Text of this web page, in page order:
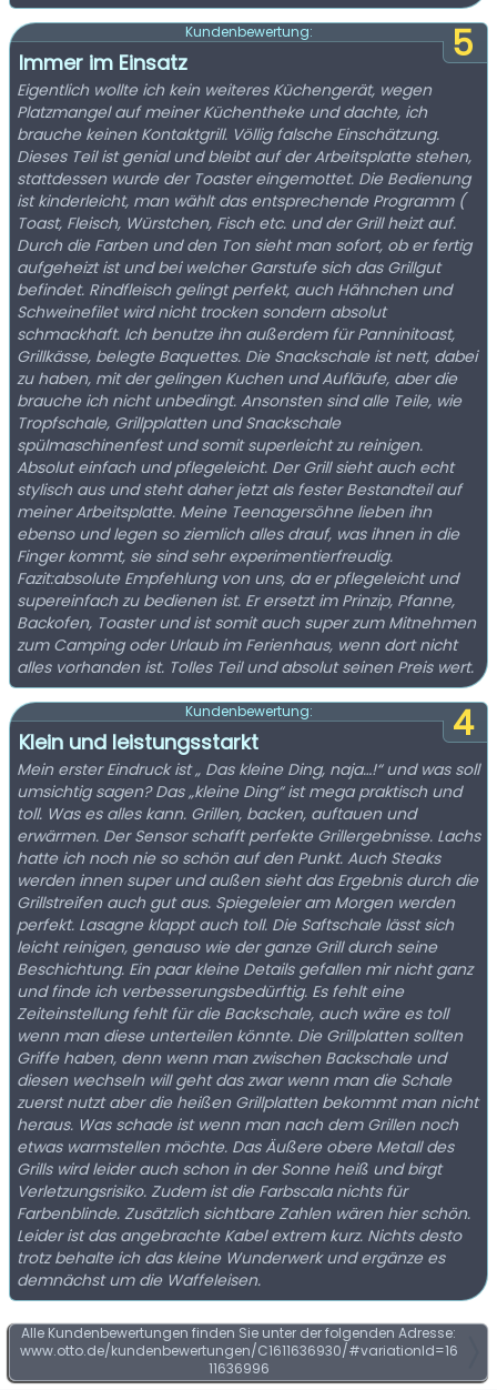
5
Kundenbewertung:
Immer im Einsatz
Eigentlich wollte ich kein weiteres Küchengerät, wegen
Platzmangel auf meiner Küchentheke und dachte, ich
brauche keinen Kontaktgrill. Völlig falsche Einschätzung.
Dieses Teil ist genial und bleibt auf der Arbeitsplatte stehen,
stattdessen wurde der Toaster eingemottet. Die Bedienung
ist kinderleicht, man wählt das entsprechende Programm (
Toast, Fleisch, Würstchen, Fisch etc. und der Grill heizt auf.
Durch die Farben und den Ton sieht man sofort, ob er fertig
aufgeheizt ist und bei welcher Garstufe sich das Grillgut
befindet. Rindfleisch gelingt perfekt, auch Hähnchen und
Schweinefilet wird nicht trocken sondern absolut
schmackhaft. Ich benutze ihn außerdem für Panninitoast,
Grillkässe, belegte Baquettes. Die Snackschale ist nett, dabei
zu haben, mit der gelingen Kuchen und Aufläufe, aber die
brauche ich nicht unbedingt. Ansonsten sind alle Teile, wie
Tropfschale, Grillpplatten und Snackschale
spülmaschinenfest und somit superleicht zu reinigen.
Absolut einfach und pflegeleicht. Der Grill sieht auch echt
stylisch aus und steht daher jetzt als fester Bestandteil auf
meiner Arbeitsplatte. Meine Teenagersöhne lieben ihn
ebenso und legen so ziemlich alles drauf, was ihnen in die
Finger kommt, sie sind sehr experimentierfreudig.
Fazit:absolute Empfehlung von uns, da er pflegeleicht und
supereinfach zu bedienen ist. Er ersetzt im Prinzip, Pfanne,
Backofen, Toaster und ist somit auch super zum Mitnehmen
zum Camping oder Urlaub im Ferienhaus, wenn dort nicht
alles vorhanden ist. Tolles Teil und absolut seinen Preis wert.
4
Kundenbewertung:
Klein und leistungsstarkt
Mein erster Eindruck ist „ Das kleine Ding, naja…!“ und was soll
umsichtig sagen? Das „kleine Ding“ ist mega praktisch und
toll. Was es alles kann. Grillen, backen, auftauen und
erwärmen. Der Sensor schafft perfekte Grillergebnisse. Lachs
hatte ich noch nie so schön auf den Punkt. Auch Steaks
werden innen super und außen sieht das Ergebnis durch die
Grillstreifen auch gut aus. Spiegeleier am Morgen werden
perfekt. Lasagne klappt auch toll. Die Saftschale lässt sich
leicht reinigen, genauso wie der ganze Grill durch seine
Beschichtung. Ein paar kleine Details gefallen mir nicht ganz
und finde ich verbesserungsbedürftig. Es fehlt eine
Zeiteinstellung fehlt für die Backschale, auch wäre es toll
wenn man diese unterteilen könnte. Die Grillplatten sollten
Griffe haben, denn wenn man zwischen Backschale und
diesen wechseln will geht das zwar wenn man die Schale
zuerst nutzt aber die heißen Grillplatten bekommt man nicht
heraus. Was schade ist wenn man nach dem Grillen noch
etwas warmstellen möchte. Das Äußere obere Metall des
Grills wird leider auch schon in der Sonne heiß und birgt
Verletzungsrisiko. Zudem ist die Farbscala nichts für
Farbenblinde. Zusätzlich sichtbare Zahlen wären hier schön.
Leider ist das angebrachte Kabel extrem kurz. Nichts desto
trotz behalte ich das kleine Wunderwerk und ergänze es
demnächst um die Waffeleisen.
Alle Kundenbewertungen finden Sie unter der folgenden Adresse:
www.otto.de/kundenbewertungen/C1611636930/#variationId=16
11636996